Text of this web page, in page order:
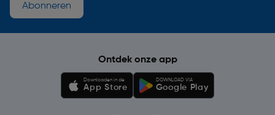
Abonneren
Ontdek onze app
Downloaden in de
App Store
DOWNLOAD VIA
Google Play